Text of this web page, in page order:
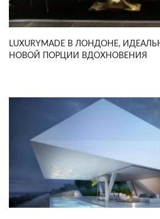
LUXURYMADE В ЛОНДОНЕ,
НОВОЙ ПОРЦИИ ВДОХНОВЕНИЯ